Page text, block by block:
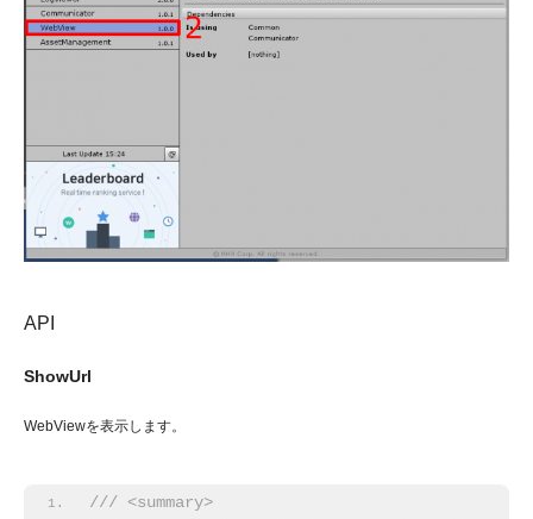
API
ShowUrl
WebViewを表示します。
/// <summary>